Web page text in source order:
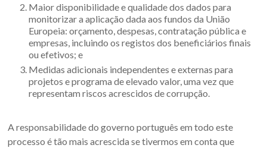
Maior disponibilidade e qualidade dos dados para
monitorizar a aplicação dada aos fundos da União
Europeia: orçamento, despesas, contratação pública e
empresas, incluindo os registos dos beneficiários finais
ou efetivos; e
Medidas adicionais independentes e externas para
projetos e programa de elevado valor, uma vez que
representam riscos acrescidos de corrupção.
A responsabilidade do governo português em todo este
processo é tão mais acrescida se tivermos em conta que